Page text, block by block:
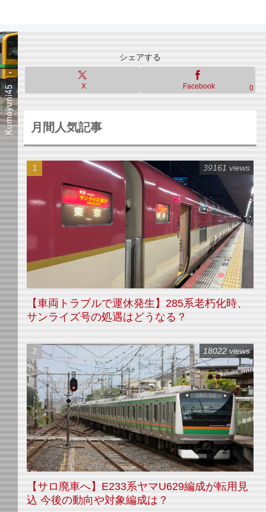
シェアする
X Facebook 0
月間人気記事
【車両トラブルで運休発生】285系老朽化時、
サンライズ号の処遇はどうなる？
39161 views
【サロ廃車へ】E233系ヤマU629編成が転用見
込 今後の動向や対象編成は？
18022 views